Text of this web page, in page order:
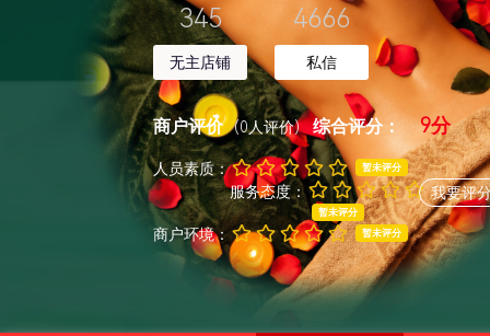
345
无主店铺
4666
私信
商户评价 (0人评价)综合评分： 9分
人员素质： 暂未评分
服务态度：
暂未评分
商户环境： 暂未评分
我要评